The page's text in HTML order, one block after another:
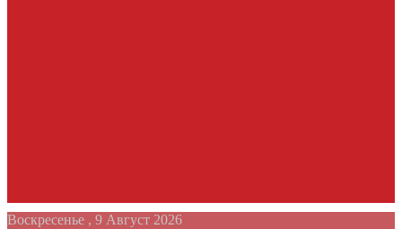
Воскресенье , 9 Август 2026